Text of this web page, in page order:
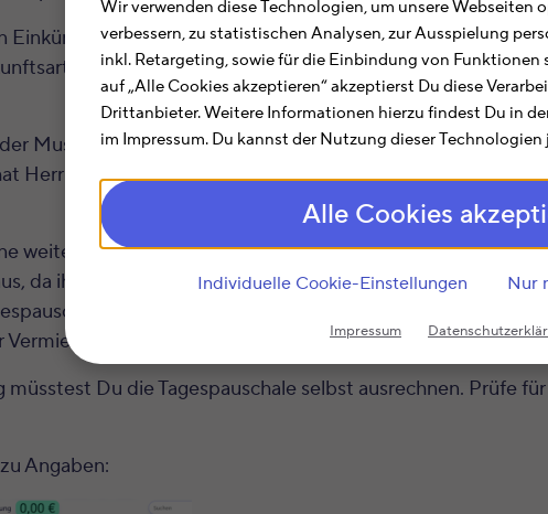
Wir verwenden diese Technologien, um unsere Webseiten
verbessern, zu statistischen Analysen, zur Ausspielung
inkl. Retargeting, sowie für die Einbindung von Funktionen
auf „Alle Cookies akzeptieren“ akzeptierst Du diese
Drittanbieter. Weitere Informationen hierzu findest Du in
im Impressum. Du kannst der Nutzung dieser
Alle Cookies
Individuelle Cookie-Einstellungen Nur
Impressum
Einkünften aus einem Arbeitsverhältnis noch weitere
anzusetzen.
Musterfirma beschäftigt. Er arbeitet das ganze Jahr von
Herr Meyer nicht. Außerdem vermietet er noch zwei
weiteren Werbungskosten für sein Angestelltenverhältnis
da ihm der Werbungskostenpauschbetrag mit 1.230 € in
bei seinen Vermietungseinkünften, da es hier
mindern.
müsstest Du die Tagespauschale selbst ausrechnen. Prüfe
Angaben: